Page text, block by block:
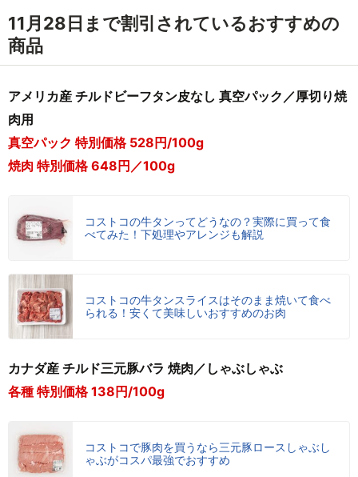
11月28日まで割引されているおすすめの
商品
アメリカ産 チルドビーフタン皮なし 真空パック／厚切り焼
肉用
真空パック 特別価格 528円/100g
焼肉 特別価格 648円／100g
コストコの牛タンってどうなの？実際に買って食
べてみた！下処理やアレンジも解説
コストコの牛タンスライスはそのまま焼いて食べ
られる！安くて美味しいおすすめのお肉
カナダ産 チルド三元豚バラ 焼肉／しゃぶしゃぶ
各種 特別価格 138円/100g
コストコで豚肉を買うなら三元豚ロースしゃぶし
ゃぶがコスパ最強でおすすめ